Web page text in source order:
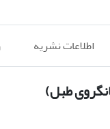
اطلاعات نشریه
طبل)